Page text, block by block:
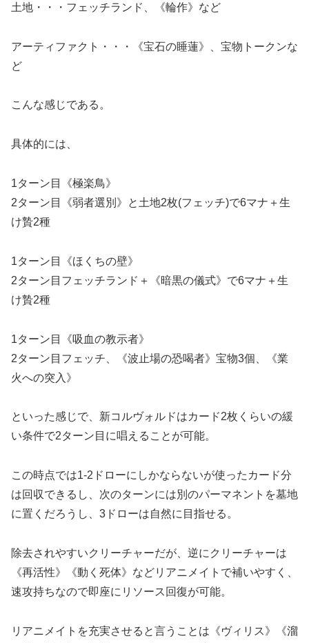
土地・・・フェッチランド、《輪作》など
アーティファクト・・・《宝石の睡蓮》、宝物トークンな
ど
こんな感じである。
具体的には、
1ターン目《極楽鳥》
2ターン目《弱者選別》と土地2枚(フェッチ)で6マナ＋生
け贄2種
1ターン目《ほくちの壁》
2ターン目フェッチランド＋《暗黒の儀式》で6マナ＋生
け贄2種
1ターン目《吸血の教示者》
2ターン目フェッチ、《波止場の恐喝者》宝物3個、《業
火への突入》
といった感じで、新コルヴォルドはカード2枚くらいの緩
い条件で2ターン目に唱えることが可能。
この時点では1-2ドローにしかならないが使ったカード分
は回収できるし、次のターンには別のパーマネントを墓地
に置くだろうし、3ドローは自然に目指せる。
除去されやすいクリーチャーだが、逆にクリーチャーは
《再活性》《動く死体》などリアニメイトで補いやすく、
速攻持ちなので即座にリソース回復が可能。
リアニメイトを充実させると言うことは《ヴィリス》《溜